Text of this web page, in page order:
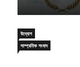
সাম্প্রতিক সংবাদ